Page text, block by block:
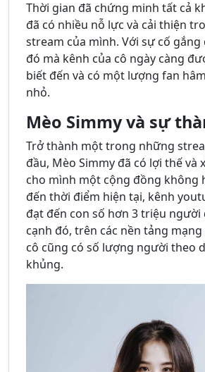
Thời gian đã chứng minh tất cả
đã có nhiều nỗ lực và cải thiện
stream của mình. Với sự cố gắng
đó mà kênh của cô ngày càng
biết đến và có một lượng fan
nhỏ.
Mèo Simmy và sự
Trở thành một trong những
đầu, Mèo Simmy đã có lợi thế và
cho mình một cộng đồng không
đến thời điểm hiện tại, kênh
đạt đến con số hơn 3 triệu người
cạnh đó, trên các nền tảng
cô cũng có số lượng người theo
khủng.